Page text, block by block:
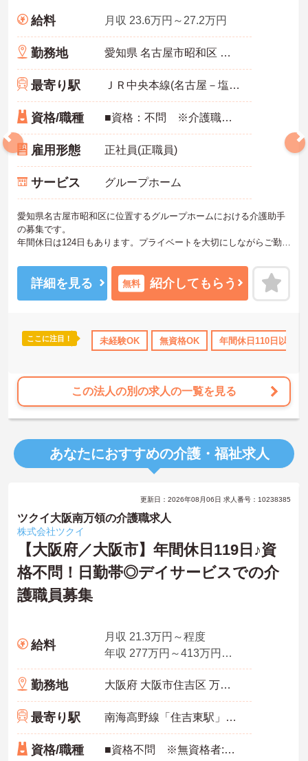
年間休日110日以上 ボーナス・賞与あり 社会保険完備
給料 月収 23.6万円～27.2万円
勤務地 愛知県 名古屋市昭和区 白金1-20-3
最寄り駅 ＪＲ中央本線(名古屋－塩尻)「鶴舞駅」徒歩17分
資格/職種 ■資格：不問 ※介護職員初任者研修以上：いずれかあれば尚可 ■実務経験：不問 ※未経験：可
雇用形態 正社員(正職員)
サービス グループホーム
愛知県名古屋市昭和区に位置するグループホームにおける介護助手
の募集です。
年間休日は124日もあります。プライベートを大切にしながらご勤務
心してご勤務いただけます。
ご興味のある方には、面接対策ポイントなど、さらに詳細をご案内
しますのでお気軽にご相談ください！
詳細を見る 無料 紹介してもらう
ここに注目！ 未経験OK 無資格OK 年間休日110日以上
この法人の別の求人の一覧を見る
あなたにおすすめの介護・福祉求人
更新日：2026年08月06日 求人番号：10238385
ツクイ大阪南万領の介護職求人
株式会社ツクイ
【大阪府／大阪市】年間休日119日♪資
格不問！日勤帯◎デイサービスでの介
護職員募集
給料
月収 21.3万円～程度
年収 277万円～413万円程度 月給×12ヶ月＋賞与
勤務地 大阪府 大阪市住吉区 万代東4-4-1
最寄り駅 南海高野線「住吉東駅」徒歩10分
資格/職種 ■資格不問 ※無資格者:入社半年以内に会社負担で認知症介護基礎研修受講 ■経験：不問